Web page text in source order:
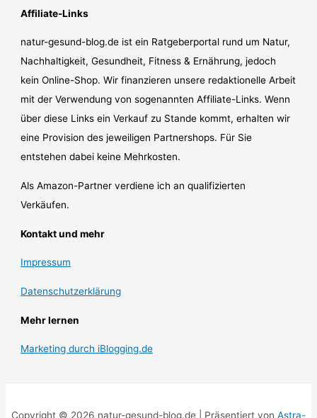
Affiliate-Links
natur-gesund-blog.de ist ein Ratgeberportal rund um Natur,
Nachhaltigkeit, Gesundheit, Fitness & Ernährung, jedoch
kein Online-Shop. Wir finanzieren unsere redaktionelle Arbeit
mit der Verwendung von sogenannten Affiliate-Links. Wenn
über diese Links ein Verkauf zu Stande kommt, erhalten wir
eine Provision des jeweiligen Partnershops. Für Sie
entstehen dabei keine Mehrkosten.
Als Amazon-Partner verdiene ich an qualifizierten
Verkäufen.
Kontakt und mehr
Impressum
Datenschutzerklärung
Mehr lernen
Marketing durch iBlogging.de
Copyright © 2026 natur-gesund-blog.de | Präsentiert von Astra-